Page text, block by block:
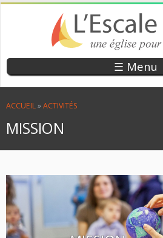
Aller
au
contenu
principal
EGLISE
EVANGÉLIQUE
L’ESCALE
UNE ÉGLISE
POUR
AUJOURD’HUI
☰ Menu
VOUS ÊTES ICI
ACCUEIL»ACTIVITÉS
MISSION